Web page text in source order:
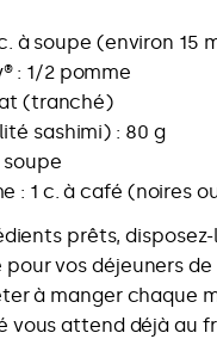
à soupe (environ 15
: 1/2 pomme
(tranché)
sashimi) : 80 g
soupe
: 1 c. à café (noires
prêts,
vos déjeuners de
à manger chaque
attend déjà au